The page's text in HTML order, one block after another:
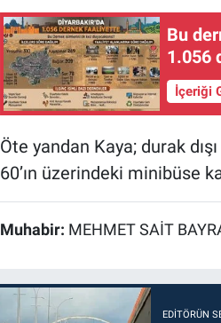
Bu
1.056
İçeriği
Öte yandan Kaya; durak
60’ın üzerindeki minibüse
Muhabir: MEHMET SAİT
EDITÖRÜN